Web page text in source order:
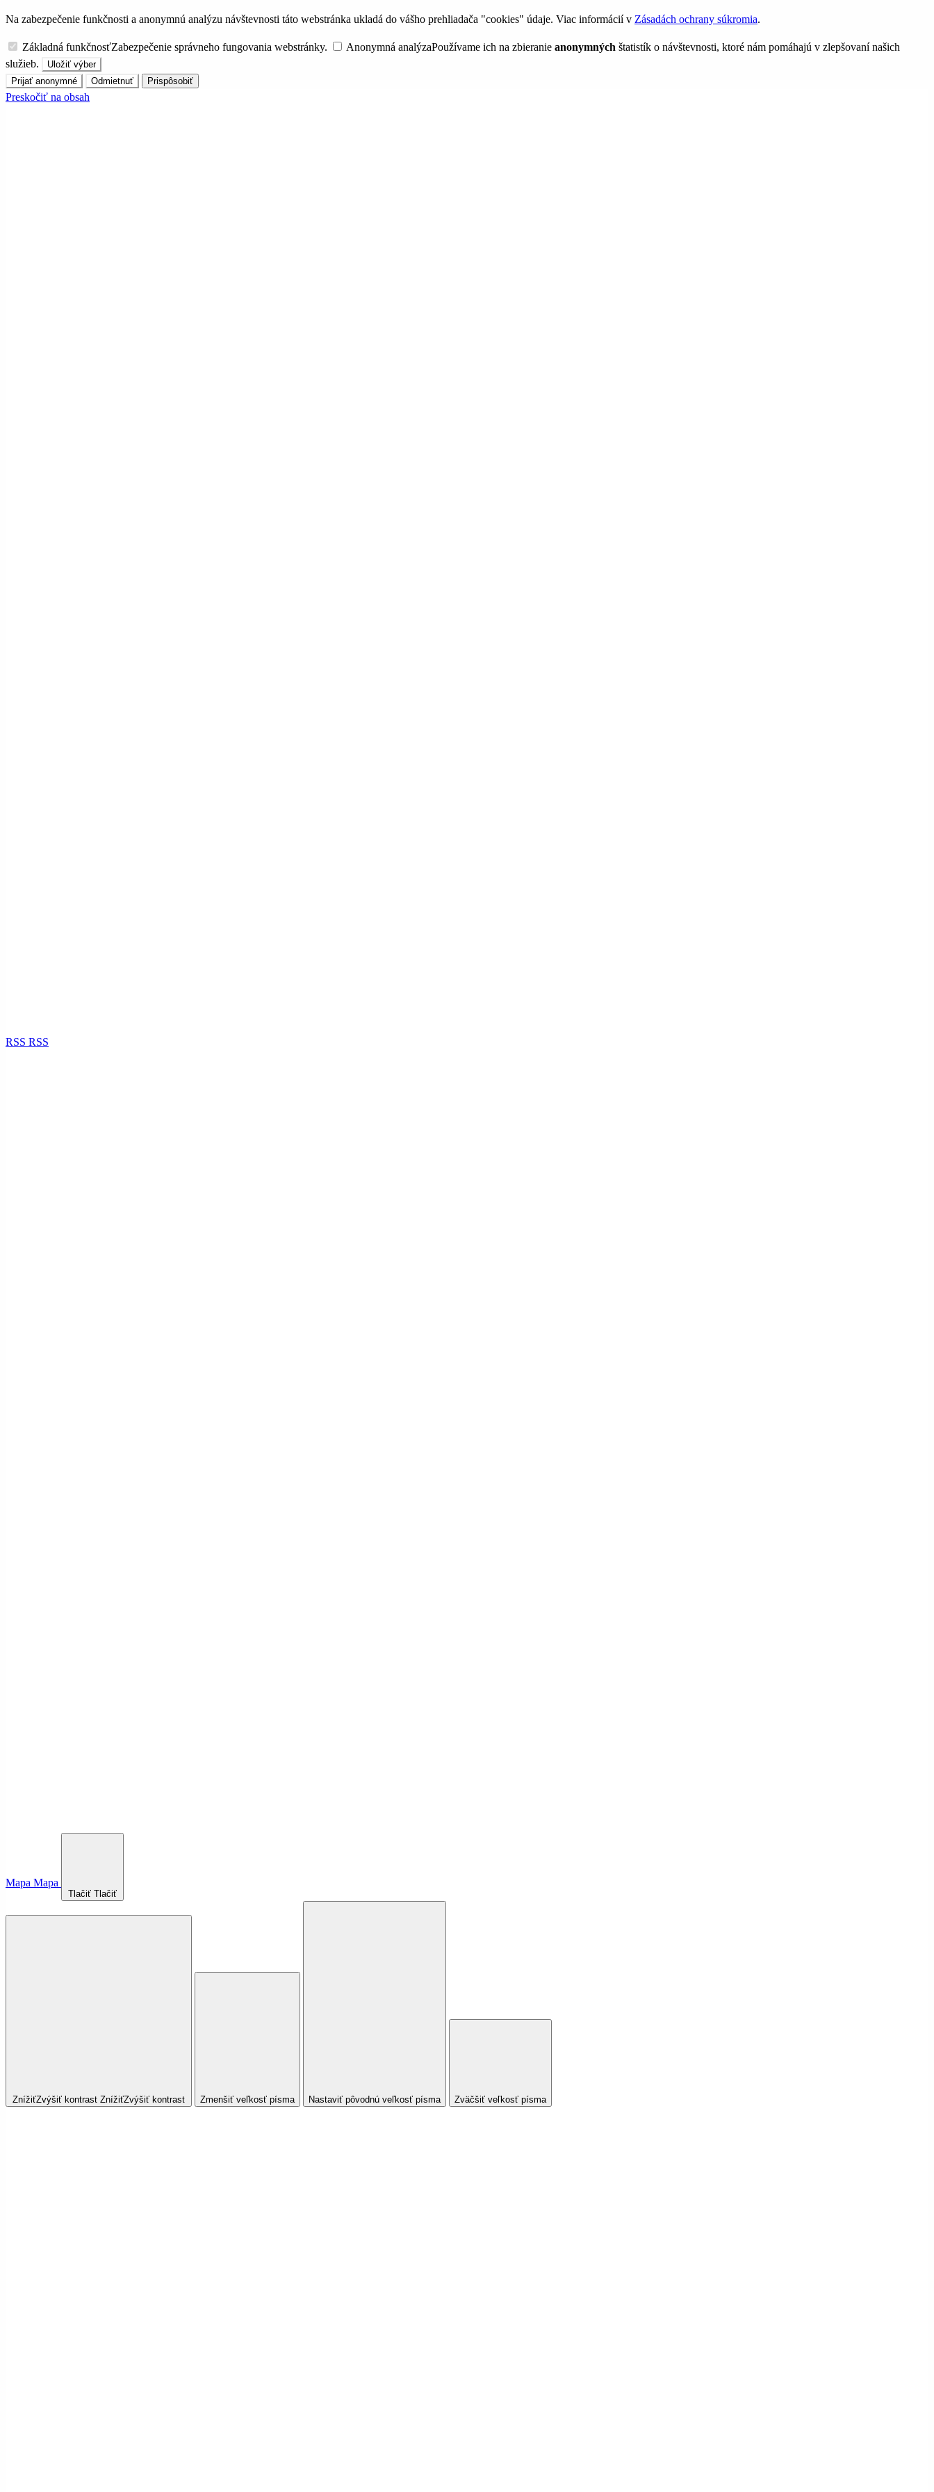
Na zabezpečenie funkčnosti a anonymnú analýzu návštevnosti táto webstránka ukladá do vášho prehliadača "cookies" údaje. Viac informácií v Zásadách ochrany súkromia.
Základná funkčnosťZabezpečenie správneho fungovania webstránky. Anonymná analýzaPoužívame ich na zbieranie anonymných štatistík o návštevnosti, ktoré nám pomáhajú v zlepšovaní našich
služieb.
Uložiť výber
Prijať anonymné
Odmietnuť Prispôsobiť
Preskočiť na obsah
RSS RSS
Mapa Mapa
Tlačiť Tlačiť
ZnížiťZvýšiť kontrast ZnížiťZvýšiť kontrast Zmenšiť veľkosť písma Nastaviť pôvodnú veľkosť písma Zväčšiť veľkosť písma